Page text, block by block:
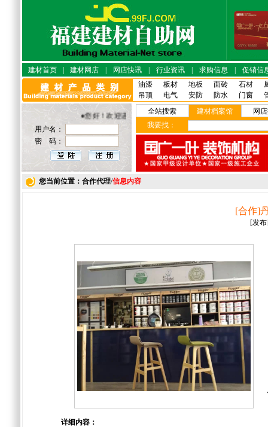
建材首页 建材网店 网店快讯 行业资讯 求购信息
促销信
油漆
板材 地板 面砖 石材
吊顶
电气 安防 防水 门窗
●您好！欢迎进入福建建材·自助网店！
用户名：
密 码：
全站搜索 建材档案馆
网
我要找：
您当前位置：合作代理/信息内容
[合作]
[发布
详细内容：